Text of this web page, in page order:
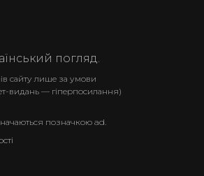
погляд.
сайту лише за умови
видань — гіперпосилання)
позначкою ad.